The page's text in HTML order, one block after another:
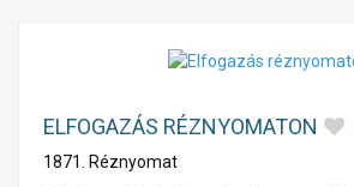
ELFOGAZÁS RÉZNYOMATON
1871. Réznyomat